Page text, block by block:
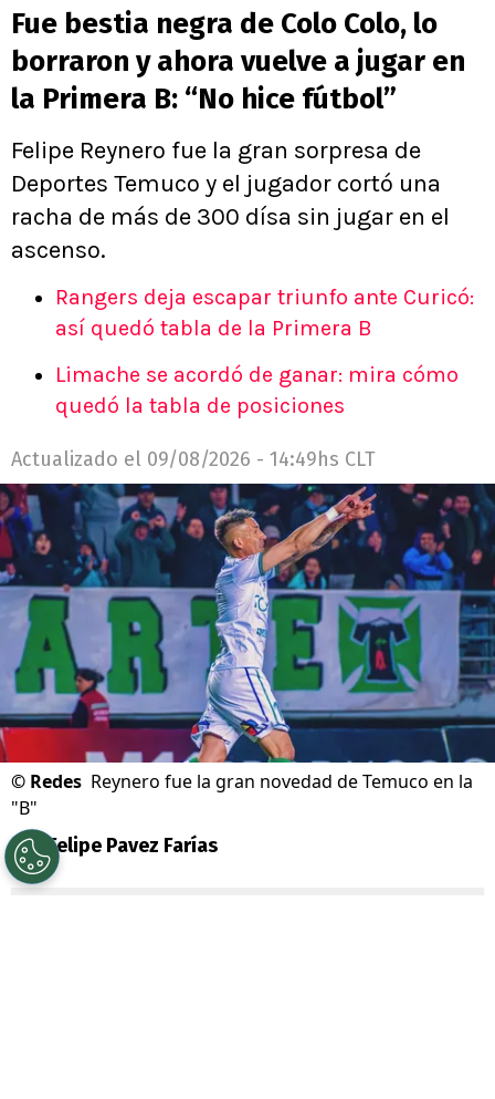
Fue bestia negra de Colo Colo, lo
borraron y ahora vuelve a jugar en
la Primera B: “No hice fútbol”
Felipe Reynero fue la gran sorpresa de
Deportes Temuco y el jugador cortó una
racha de más de 300 dísa sin jugar en el
ascenso.
Rangers deja escapar triunfo ante Curicó:
así quedó tabla de la Primera B
Limache se acordó de ganar: mira cómo
quedó la tabla de posiciones
Actualizado el 09/08/2026 - 14:49hs CLT
© Redes Reynero fue la gran novedad de Temuco en la
"B"
Por Felipe Pavez Farías